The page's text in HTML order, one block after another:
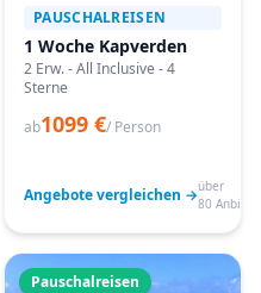
PAUSCHALREISEN
1 Woche Kapverden
2 Erw. - All Inclusive - 4
Sterne
ab1099 €/ Person
Angebote vergleichen →über
80
Pauschalreisen